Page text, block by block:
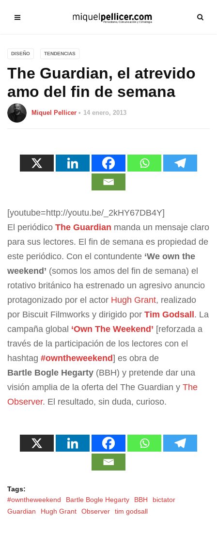
DISEÑO TENDENCIAS
The Guardian, el atrevido
amo del fin de semana
Miquel Pellicer 14 enero, 2013
[youtube=http://youtu.be/_2kHY67DB4Y]
El periódico The Guardian manda un mensaje claro
para sus lectores. El fin de semana es propiedad de
este periódico. Con el contundente ‘We own the
weekend’ (somos los amos del fin de semana) el
rotativo británico ha estrenado un agresivo anuncio
protagonizado por el actor Hugh Grant, realizado
por Biscuit Filmworks y dirigido por Tim Godsall . La
campaña global ‘Own The Weekend’ [reforzada a
través de la participación de los lectores con el
hashtag #owntheweekend] es obra de
Bartle Bogle Hegarty (BBH) y pretende dar una
visión amplia de la oferta del The Guardian y The
Observer. El resultado, sin duda, curioso.
Tags:
#owntheweekend
Bartle Bogle Hegarty BBH
bictator
Guardian
Hugh Grant Observer tim godsall